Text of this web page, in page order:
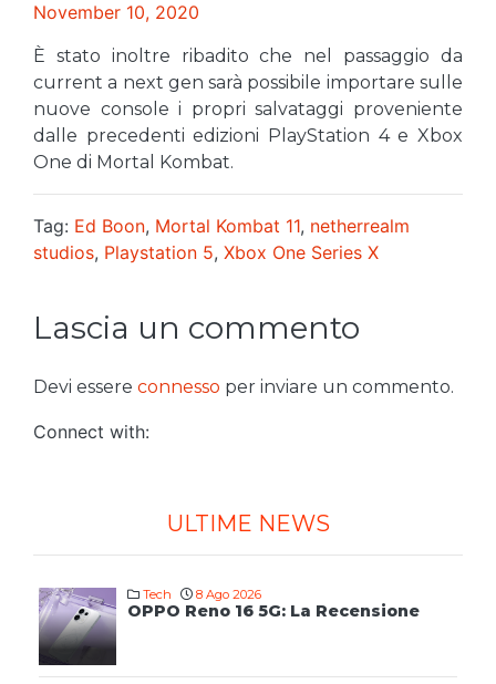
November 10, 2020
È stato inoltre ribadito che nel passaggio da
current a next gen sarà possibile importare sulle
nuove console i propri salvataggi proveniente
dalle precedenti edizioni PlayStation 4 e Xbox
One di Mortal Kombat.
Tag: Ed Boon, Mortal Kombat 11, netherrealm
studios, Playstation 5, Xbox One Series X
Lascia un commento
Devi essere connesso per inviare un commento.
Connect with:
ULTIME NEWS
Tech 8 Ago 2026
OPPO Reno 16 5G: La Recensione